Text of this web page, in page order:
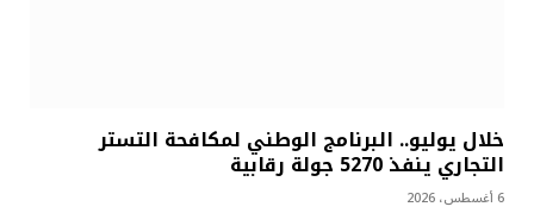
خلال يوليو.. البرنامج الوطني لمكافحة التستر
التجاري ينفذ 5270 جولة رقابية
6 أغسطس، 2026